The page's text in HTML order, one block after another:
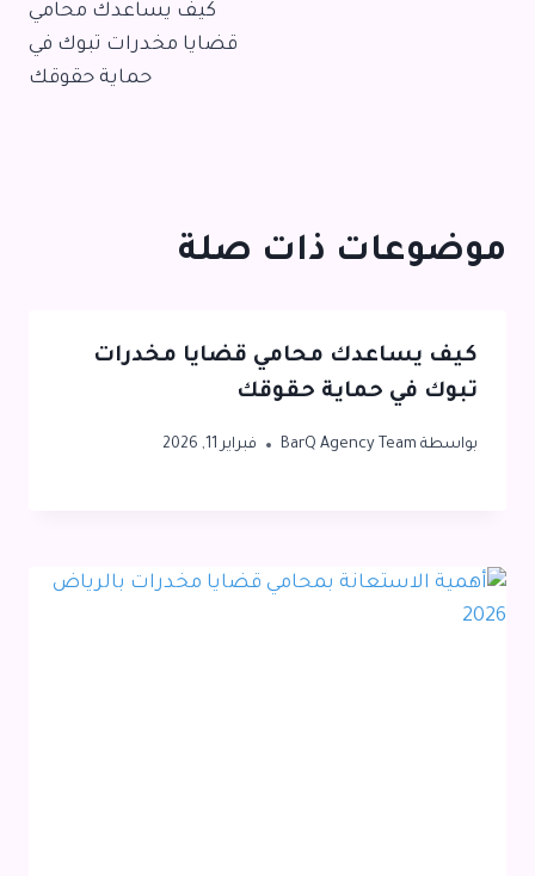
كيف يساعدك محامي
قضايا مخدرات تبوك في
حماية حقوقك
موضوعات ذات صلة
كيف يساعدك محامي قضايا مخدرات
تبوك في حماية حقوقك
بواسطة BarQ Agency Team فبراير 11, 2026